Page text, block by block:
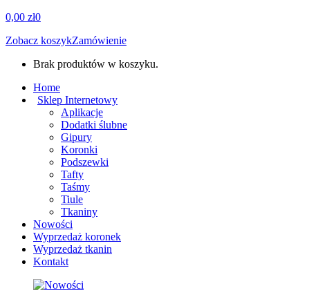
0,00 zł0
Zobacz koszykZamówienie
Brak produktów w koszyku.
Home
Sklep Internetowy
Aplikacje
Dodatki ślubne
Gipury
Koronki
Podszewki
Tafty
Taśmy
Tiule
Tkaniny
Nowości
Wyprzedaż koronek
Wyprzedaż tkanin
Kontakt